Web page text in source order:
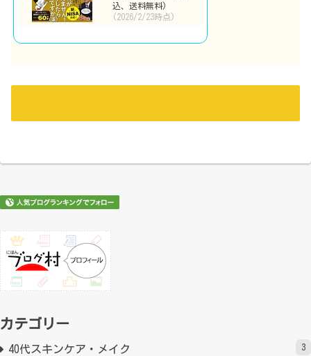
込、送料無料)
(2026/2/23時点)
カテゴリー
40代スキンケア・メイク 3